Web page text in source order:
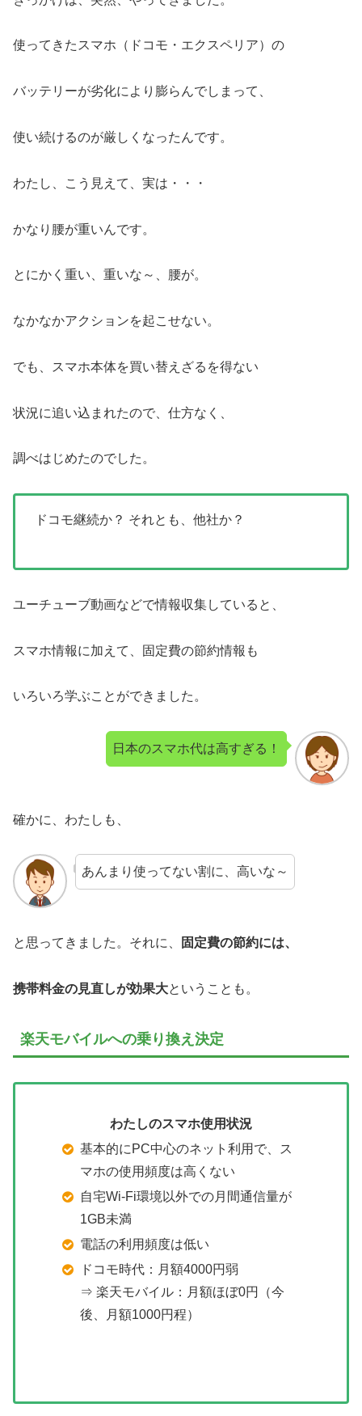
使ってきたスマホ（ドコモ・エクスペリア）の
バッテリーが劣化により膨らんでしまって、
使い続けるのが厳しくなったんです。
わたし、こう見えて、実は・・・
かなり腰が重いんです。
とにかく重い、重いな～、腰が。
なかなかアクションを起こせない。
でも、スマホ本体を買い替えざるを得ない
状況に追い込まれたので、仕方なく、
調べはじめたのでした。
ドコモ継続か？ それとも、他社か？
ユーチューブ動画などで情報収集していると、
スマホ情報に加えて、固定費の節約情報も
いろいろ学ぶことができました。
日本のスマホ代は高すぎる！
確かに、わたしも、
あんまり使ってない割に、高いな～
と思ってきました。それに、 固定費の節約には、
携帯料金の見直しが効果大ということも。
楽天モバイルへの乗り換え決定
わたしのスマホ使用状況
基本的にPC中心のネット利用で、ス
マホの使用頻度は高くない
自宅Wi-Fi環境以外での月間通信量が
1GB未満
電話の利用頻度は低い
ドコモ時代：月額4000円弱
⇒ 楽天モバイル：月額ほぼ0円（今
後、月額1000円程）